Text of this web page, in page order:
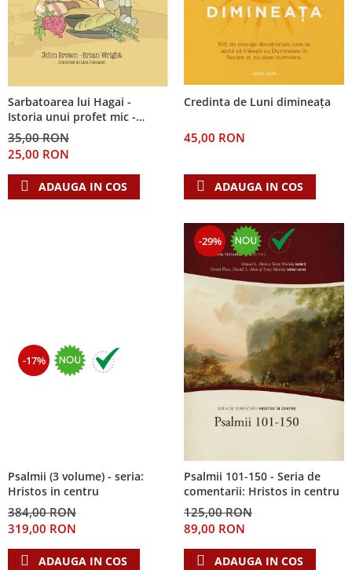
Sarbatoarea lui Hagai -
Istoria unui profet mic -
Seria: Cei 12 cutezatori
35,00 RON
25,00 RON
ADAUGA IN COS
Credinta de Luni dimineața
45,00 RON
ADAUGA IN COS
-17%
Psalmii (3 volume) - seria:
Hristos in centru
384,00 RON
319,00 RON
ADAUGA IN COS
-29%
Psalmii 101-150 - Seria de
comentarii: Hristos in centru
125,00 RON
89,00 RON
ADAUGA IN COS